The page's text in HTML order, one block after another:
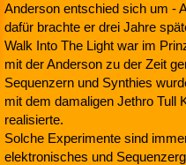
Anderson entschied sich um -
dafür brachte er drei Jahre
Walk Into The Light war im
mit der Anderson zu der Zeit
Sequenzern und Synthies
mit dem damaligen Jethro Tull
realisierte.
Solche Experimente sind
elektronisches und